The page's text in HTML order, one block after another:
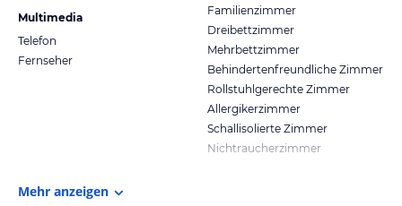
Multimedia
Telefon
Fernseher
Familienzimmer
Dreibettzimmer
Mehrbettzimmer
Behindertenfreundliche Zimmer
Rollstuhlgerechte Zimmer
Allergikerzimmer
Schallisolierte Zimmer
Nichtraucherzimmer
Mehr anzeigen